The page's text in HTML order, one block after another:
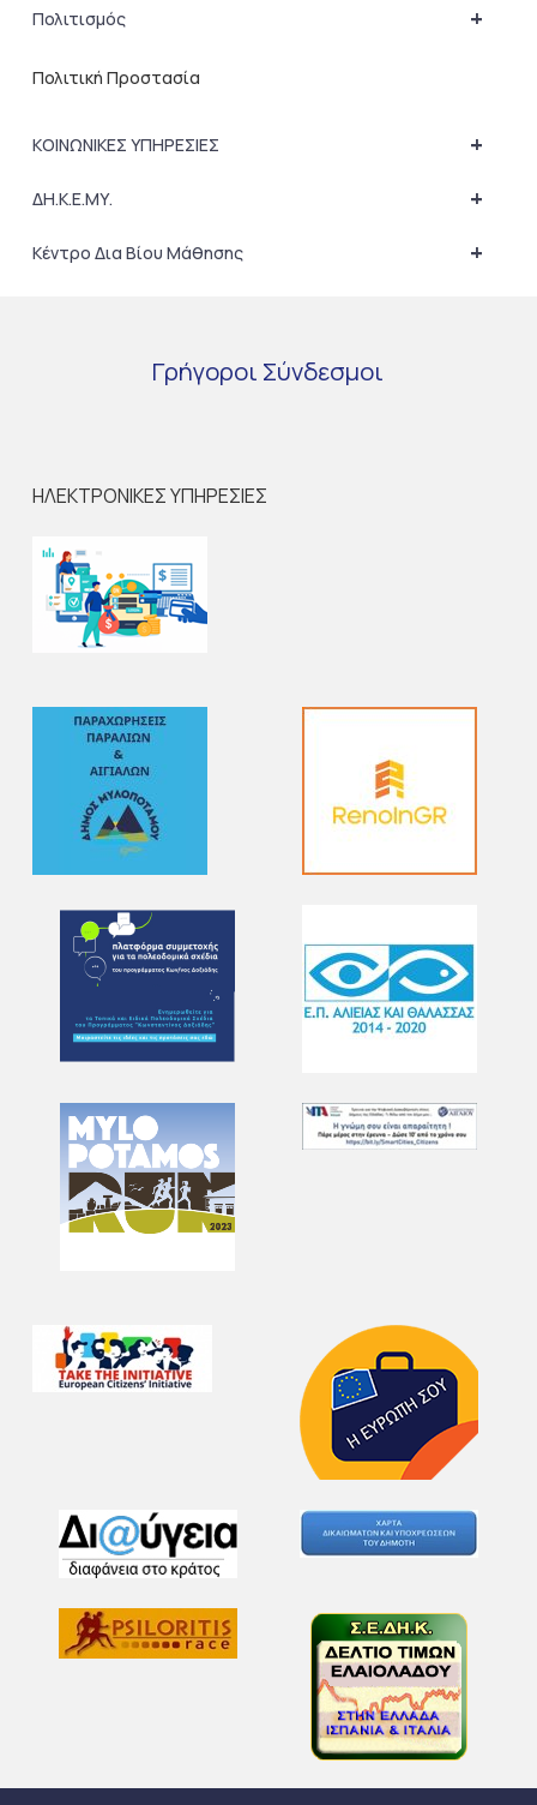
+
Πολιτισμός
Πολιτική Προστασία
+
ΚΟΙΝΩΝΙΚΕΣ ΥΠΗΡΕΣΙΕΣ
+
ΔΗ.Κ.Ε.ΜΥ.
+
Κέντρο Δια Βίου Μάθησης
Γρήγοροι Σύνδεσμοι
ΗΛΕΚΤΡΟΝΙΚΕΣ ΥΠΗΡΕΣΙΕΣ